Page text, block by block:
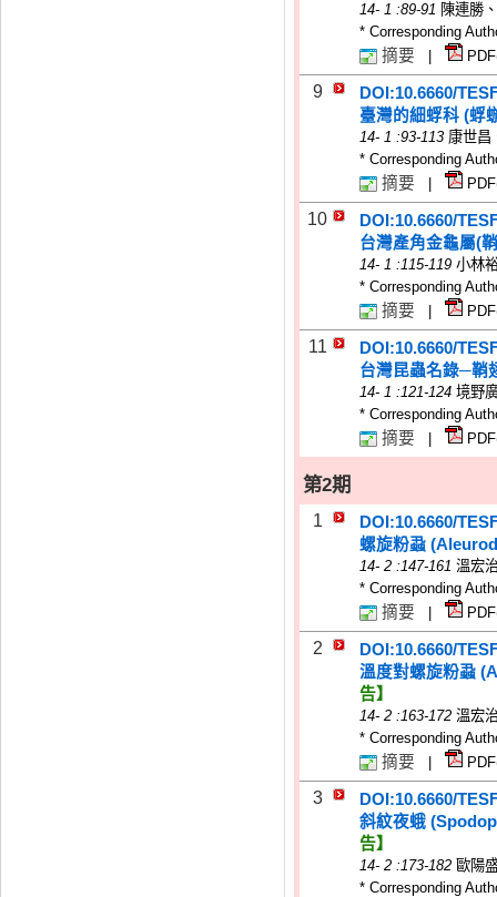
14- 1 :89-91 陳連勝
* Corresponding
摘要
9
DOI:10.6660/
臺灣的細蜉科 (蜉
14- 1 :93-113 康世昌
* Corresponding
摘要
10
DOI:10.6660/
台灣產角金龜屬(
14- 1 :115-119 小林
* Corresponding
摘要
11
DOI:10.6660/
台灣昆蟲名錄─鞘
14- 1 :121-124 境野
* Corresponding
摘要
第2期
1
DOI:10.6660/
螺旋粉蝨
14- 2 :147-161 溫宏
* Corresponding
摘要
2
DOI:10.6660/
溫度對螺旋粉蝨
告】
14- 2 :163-172 溫宏
* Corresponding
摘要
3
DOI:10.6660/
斜紋夜蛾
告】
14- 2 :173-182 歐陽
* Corresponding